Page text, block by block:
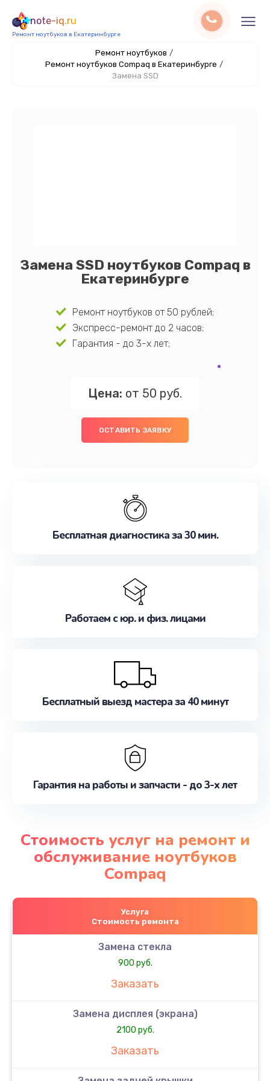
note-iq.ru
Ремонт ноутбуков в Екатеринбурге
Ремонт ноутбуков /
Ремонт ноутбуков Compaq в Екатеринбурге /
Замена SSD
Замена SSD ноутбуков Compaq в
Екатеринбурге
Ремонт ноутбуков от 50 рублей;
Экспресс-ремонт до 2 часов;
Гарантия - до 3-х лет;
Цена: от 50 руб.
ОСТАВИТЬ ЗАЯВКУ
Бесплатная диагностика за 30 мин.
Работаем с юр. и физ. лицами
Бесплатный выезд мастера за 40 минут
Гарантия на работы и запчасти - до 3-х лет
Стоимость услуг на ремонт и
обслуживание ноутбуков
Compaq
Услуга
Стоимость ремонта
Замена стекла
900 руб.
Заказать
Замена дисплея (экрана)
2100 руб.
Заказать